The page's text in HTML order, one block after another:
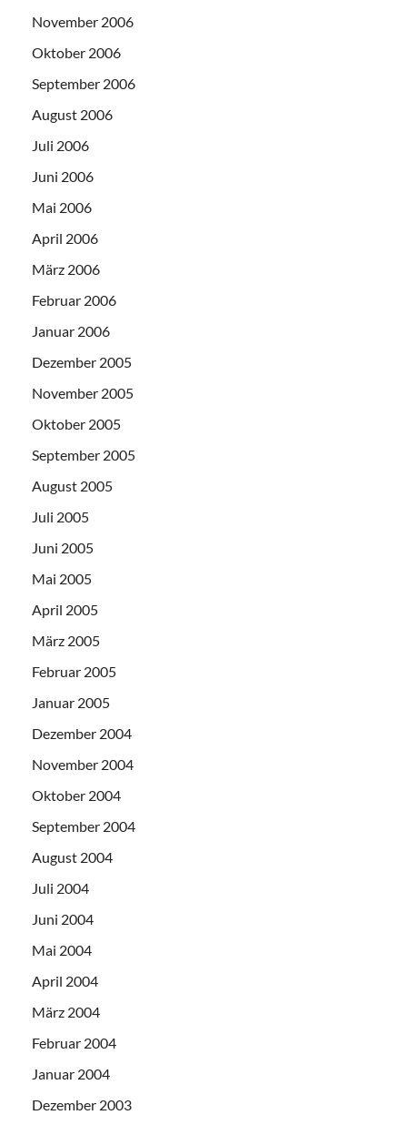
November 2006
Oktober 2006
September 2006
August 2006
Juli 2006
Juni 2006
Mai 2006
April 2006
März 2006
Februar 2006
Januar 2006
Dezember 2005
November 2005
Oktober 2005
September 2005
August 2005
Juli 2005
Juni 2005
Mai 2005
April 2005
März 2005
Februar 2005
Januar 2005
Dezember 2004
November 2004
Oktober 2004
September 2004
August 2004
Juli 2004
Juni 2004
Mai 2004
April 2004
März 2004
Februar 2004
Januar 2004
Dezember 2003